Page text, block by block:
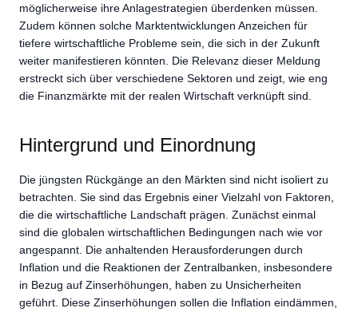
möglicherweise ihre Anlagestrategien überdenken müssen.
Zudem können solche Marktentwicklungen Anzeichen für
tiefere wirtschaftliche Probleme sein, die sich in der Zukunft
weiter manifestieren könnten. Die Relevanz dieser Meldung
erstreckt sich über verschiedene Sektoren und zeigt, wie eng
die Finanzmärkte mit der realen Wirtschaft verknüpft sind.
Hintergrund und Einordnung
Die jüngsten Rückgänge an den Märkten sind nicht isoliert zu
betrachten. Sie sind das Ergebnis einer Vielzahl von Faktoren,
die die wirtschaftliche Landschaft prägen. Zunächst einmal
sind die globalen wirtschaftlichen Bedingungen nach wie vor
angespannt. Die anhaltenden Herausforderungen durch
Inflation und die Reaktionen der Zentralbanken, insbesondere
in Bezug auf Zinserhöhungen, haben zu Unsicherheiten
geführt. Diese Zinserhöhungen sollen die Inflation eindämmen,